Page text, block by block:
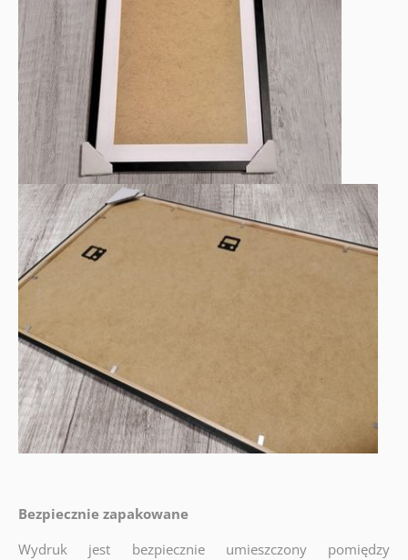
Bezpiecznie zapakowane
Wydruk jest bezpiecznie umieszczony pomiędzy